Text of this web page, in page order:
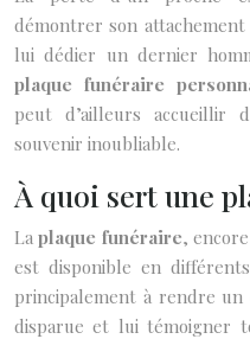
démontrer son
lui dédier un dernier
plaque funéraire
peut d’ailleurs accueillir
souvenir inoubliable.
À quoi sert une
Laplaque funéraire,
est disponible en
principalement à rendre
disparue et lui témoigner